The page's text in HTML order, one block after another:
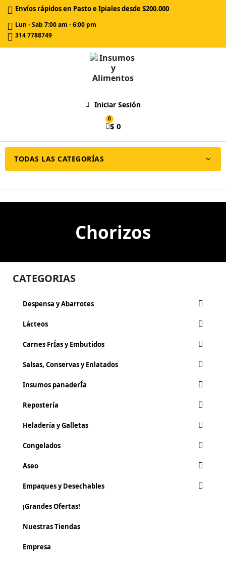
Envíos rápidos en Pasto e Ipiales desde $200.000
Lun - Sab 7:00 am - 6:00 pm
314 7788749
Iniciar Sesión
$ 0
TODAS LAS CATEGORÍAS
Chorizos
CATEGORIAS
Despensa y Abarrotes
Lácteos
Carnes FrÍ­as y Embutidos
Salsas, Conservas y Enlatados
Insumos panaderÍa
Repostería
Heladería y Galletas
Congelados
Aseo
Empaques y Desechables
¡Grandes Ofertas!
Nuestras Tiendas
Empresa